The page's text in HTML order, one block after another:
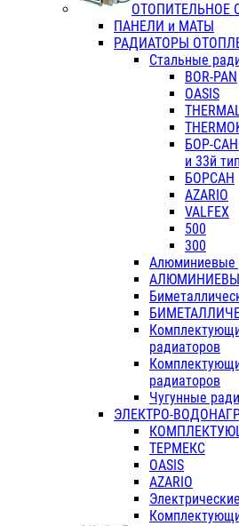
ОТОПИТЕЛЬНОЕ
ПАНЕЛИ и МАТЫ
РАДИАТОРЫ
Стальные
BOR-PAN
OASIS
БОР-
и 33й
БОРСАН
AZARIO
VALFEX
500
300
Алюминиевые
радиаторов
радиаторов
Чугунные
ЭЛЕКТРО-
ТЕРМЕКС
OASIS
AZARIO